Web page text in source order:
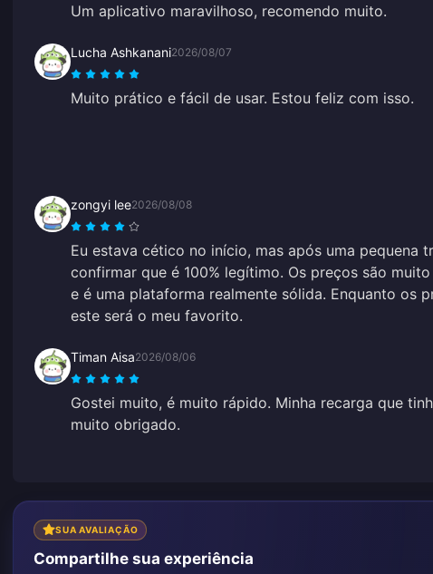
Um aplicativo maravilhoso, recomendo muito.
Lucha Ashkanani2026/08/07
Muito prático e fácil de usar. Estou feliz com isso.
zongyi lee2026/08/08
Eu estava cético no início, mas após uma pequena
confirmar que é 100% legítimo. Os preços são
e é uma plataforma realmente sólida. Enquanto os
este será o meu favorito.
Timan Aisa2026/08/06
Gostei muito, é muito rápido. Minha recarga que
muito obrigado.
SUA AVALIAÇÃO
Compartilhe sua experiência